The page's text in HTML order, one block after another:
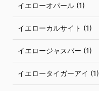
イエローオパール (1)
イエローカルサイト (1)
イエロージャスパー (1)
イエロータイガーアイ (1)